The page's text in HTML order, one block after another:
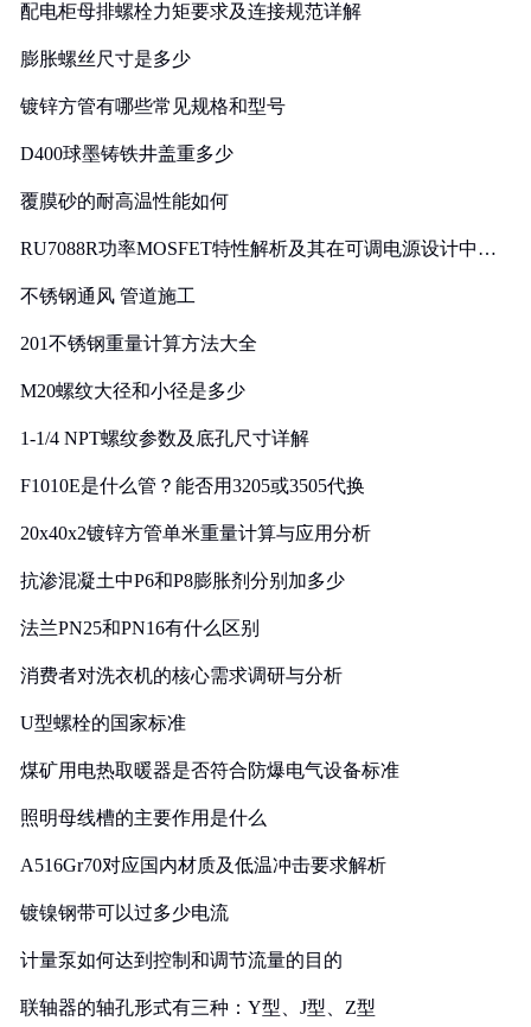
配电柜母排螺栓力矩要求及连接规范详解
膨胀螺丝尺寸是多少
镀锌方管有哪些常见规格和型号
D400球墨铸铁井盖重多少
覆膜砂的耐高温性能如何
RU7088R功率MOSFET特性解析及其在可调电源设计中的
不锈钢通风 管道施工
201不锈钢重量计算方法大全
M20螺纹大径和小径是多少
1-1/4 NPT螺纹参数及底孔尺寸详解
F1010E是什么管？能否用3205或3505代换
20x40x2镀锌方管单米重量计算与应用分析
抗渗混凝土中P6和P8膨胀剂分别加多少
法兰PN25和PN16有什么区别
消费者对洗衣机的核心需求调研与分析
U型螺栓的国家标准
煤矿用电热取暖器是否符合防爆电气设备标准
照明母线槽的主要作用是什么
A516Gr70对应国内材质及低温冲击要求解析
镀镍钢带可以过多少电流
计量泵如何达到控制和调节流量的目的
联轴器的轴孔形式有三种：Y型、J型、Z型